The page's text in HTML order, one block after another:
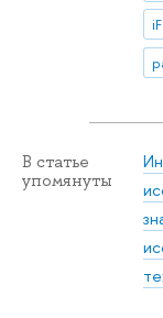
В статье
упомянуты